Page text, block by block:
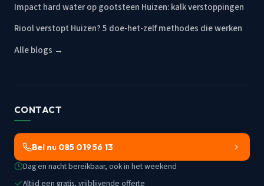
Impact hard water op gootsteen Huizen: kalk verstoppingen
Riool verstopt Huizen? 5 doe-het-zelf methodes die werken
Alle blogs →
CONTACT
Bel nu 085 019 56 13
Dag en nacht bereikbaar, ook in het weekend
Altijd een gratis, vrijblijvende offerte